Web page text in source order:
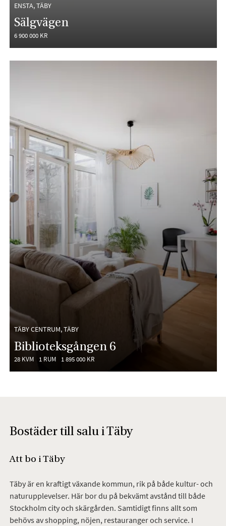
ENSTA, TÄBY
Sälgvägen
6 900 000 KR
TÄBY CENTRUM, TÄBY
Biblioteksgången 6
28 KVM 1 RUM 1 895 000 KR
Bostäder till salu i Täby
Att bo i Täby
Täby är en kraftigt växande kommun, rik på både kultur- och
naturupplevelser. Här bor du på bekvämt avstånd till både
Stockholm city och skärgården. Samtidigt finns allt som
behövs av shopping, nöjen, restauranger och service. I